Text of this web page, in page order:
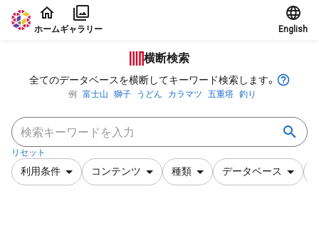
本文に飛ぶ
ホームギャラリー English
横断検索
全てのデータベースを横断してキーワード検索します。
例 富士山 獅子 うどん カラマツ 五重塔 釣り
リセット
利用条件 コンテンツ 種類 データベース